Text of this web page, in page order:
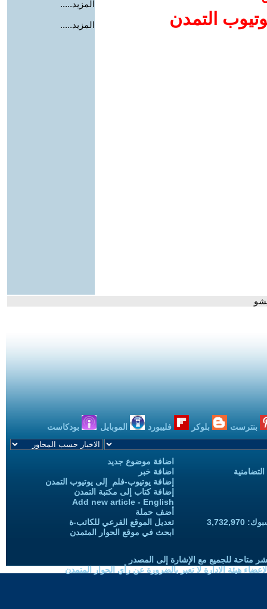
التمدن
المزيد.....
المزيد.....
بنترست بلوكر فليبورد الموبايل بودكاست
اضافة موضوع جديد
اضافة خبر
إضافة يوتيوب-فلم إلى يوتيوب التمدن
إضافة كتاب إلى مكتبة التمدن
Add new article - English
أضف حملة
تعديل الموقع الفرعي للكاتب-ة
ابحث في موقع الحوار المتمدن
متاحة للجميع مع الإشارة إلى المصدر
هيئة الادارة لا تعبر بالضرورة عن رأي الحوار المتمدن